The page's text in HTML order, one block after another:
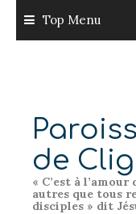
content
Top Menu
de
« C’est à
autres que tous
disciples » dit